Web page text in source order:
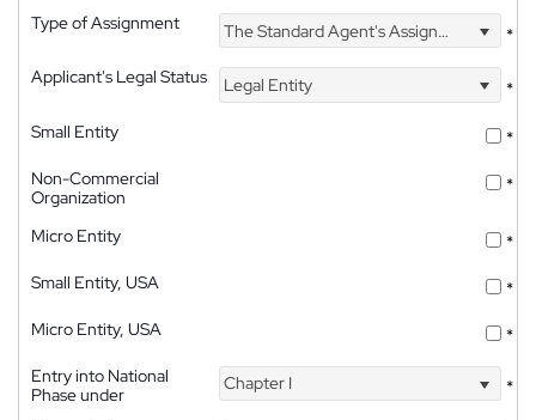
Type of Assignment The Standard Agent's Assignment
*
Applicant's Legal Status
Legal Entity
*
Small Entity
*
Non-Commercial
Organization
*
Micro Entity
*
Small Entity, USA
*
Micro Entity, USA
*
Entry into National
Phase under
Chapter I *